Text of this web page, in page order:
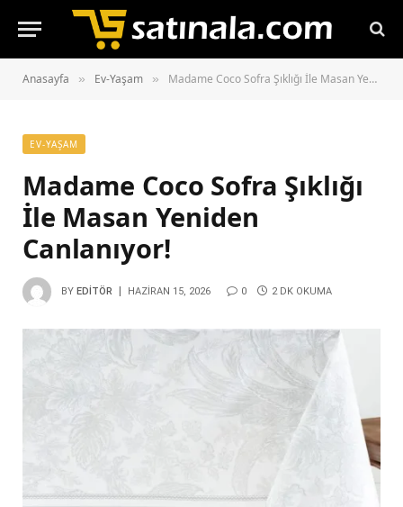
Anasayfa » Ev-Yaşam » Madame Coco Sofra Şıklığı İle Masan Yeniden Canlanıyor!
EV-YAŞAM
Madame Coco Sofra Şıklığı
İle Masan Yeniden
Canlanıyor!
BY EDITÖR HAZIRAN 15, 2026 0 2 DK OKUMA